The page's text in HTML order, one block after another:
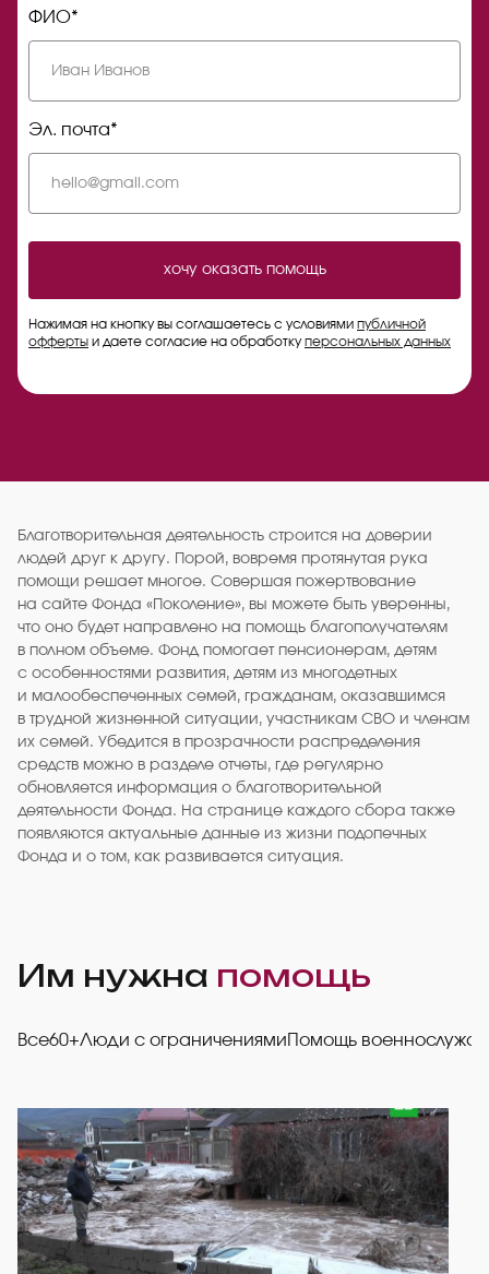
ФИО*
Эл. почта*
хочу оказать помощь
Нажимая на кнопку вы соглашаетесь с условиями публичной
офферты и даете согласие на обработкуперсональных данных
Благотворительная деятельность строится на доверии
людей друг к другу. Порой, вовремя протянутая рука
помощи решает многое. Совершая пожертвование
на сайте Фонда «Поколение», вы можете быть уверенны,
что оно будет направлено на помощь благополучателям
в полном объеме. Фонд помогает пенсионерам, детям
с особенностями развития, детям из многодетных
и малообеспеченных семей, гражданам, оказавшимся
в трудной жизненной ситуации, участникам СВО и членам
их семей. Убедится в прозрачности распределения
средств можно в разделе отчеты, где регулярно
обновляется информация о благотворительной
деятельности Фонда. На странице каждого сбора также
появляются актуальные данные из жизни подопечных
Фонда и о том, как развивается ситуация.
Им нужна помощь
Все60+Люди с ограничениями Помощь